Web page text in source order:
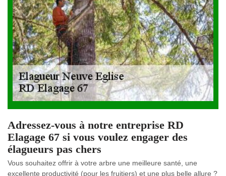
Adressez-vous à notre entreprise RD
Elagage 67 si vous voulez engager des
élagueurs pas chers
Vous souhaitez offrir à votre arbre une meilleure santé, une
excellente productivité (pour les fruitiers) et une plus belle allure ?